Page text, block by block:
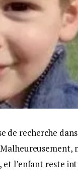
de recherche
l’enfant reste